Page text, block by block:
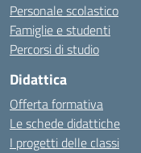
Personale scolastico
Famiglie e studenti
Percorsi di studio
Didattica
Offerta formativa
Le schede didattiche
I progetti delle classi